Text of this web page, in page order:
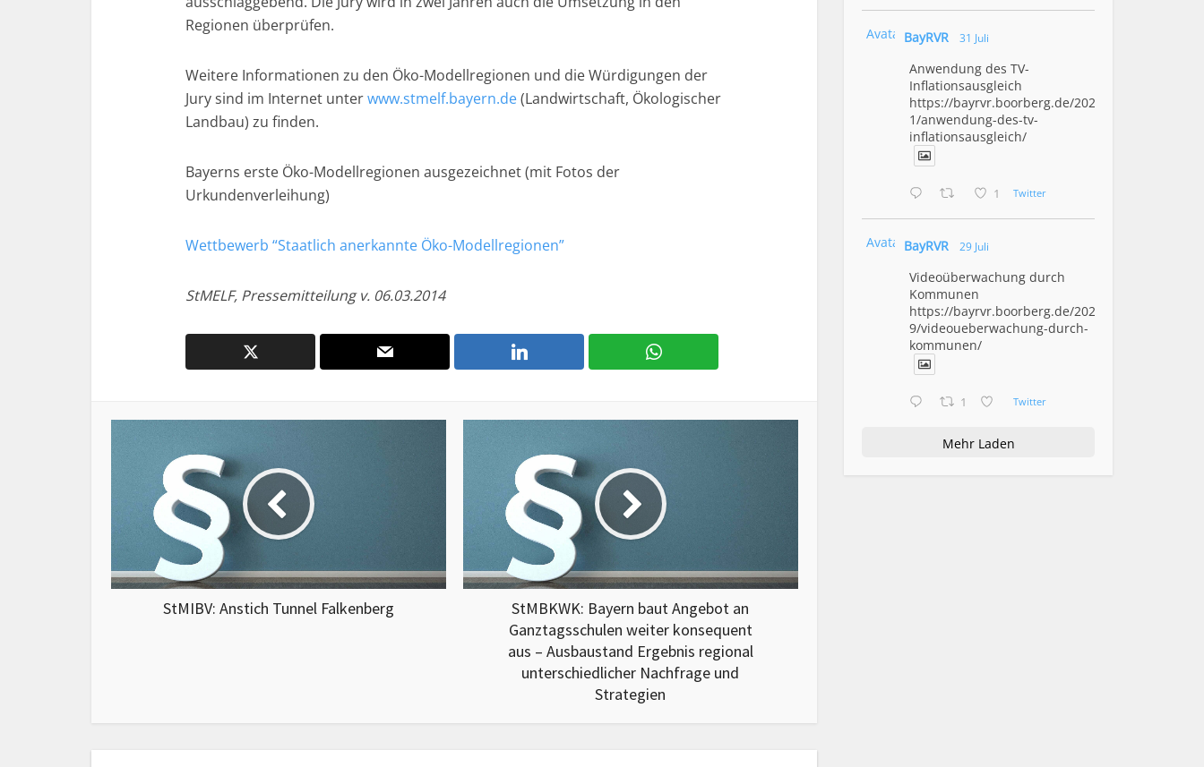
Regionen überprüfen.
Weitere Informationen zu den Öko-Modellregionen und die Würdigungen der
Jury sind im Internet unterwww.stmelf.bayern.de(Landwirtschaft, Ökologischer
Landbau) zu finden.
Bayerns erste Öko-Modellregionen ausgezeichnet (mit Fotos der
Urkundenverleihung)
Wettbewerb “Staatlich anerkannte Öko-Modellregionen”
StMELF, Pressemitteilung v. 06.03.2014
StMIBV: Anstich Tunnel Falkenberg
StMBKWK: Bayern baut Angebot an
Ganztagsschulen weiter konsequent
aus – Ausbaustand Ergebnis regional
unterschiedlicher Nachfrage und
Strategien
Avatar BayRVR 31 Juli
Anwendung des TV-
Inflationsausgleich
https://bayrvr.boorberg.de/2026/07/3
1/anwendung-des-tv-
inflationsausgleich/
1 Twitter
Avatar BayRVR 29 Juli
Videoüberwachung durch
Kommunen
https://bayrvr.boorberg.de/2026/07/2
9/videoueberwachung-durch-
kommunen/
1 Twitter
Mehr Laden